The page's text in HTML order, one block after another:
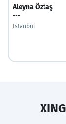
Aleyna Öztaş
---
Istanbul